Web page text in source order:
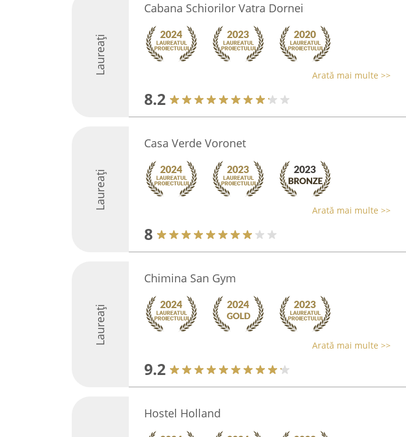
Laureați
Cabana Schiorilor Vatra Dornei
Arată mai multe >>
8.2
Laureați
Casa Verde Voronet
Arată mai multe >>
8
Laureați
Chimina San Gym
Arată mai multe >>
9.2
Hostel Holland